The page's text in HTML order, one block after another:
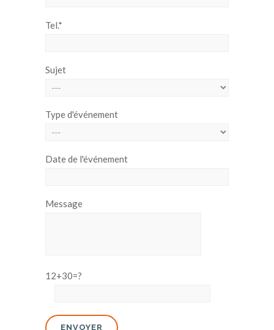
Tel.*
Sujet
Type d'événement
Date de l'événement
Message
12+30=?